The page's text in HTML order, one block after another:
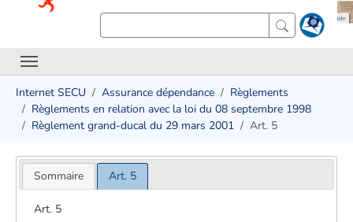
Internet SECU Assurance dépendance
Règlements
Règlements en relation avec la loi du 08 septembre 1998
Règlement grand-ducal du 29 mars 2001
Art. 5
Sommaire Art. 5
Art. 5